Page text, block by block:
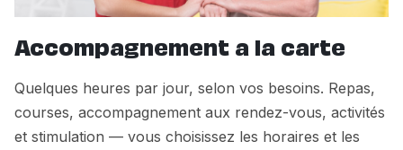
Accompagnement a la carte
Quelques heures par jour, selon vos besoins. Repas,
courses, accompagnement aux rendez-vous, activités
et stimulation — vous choisissez les horaires et les